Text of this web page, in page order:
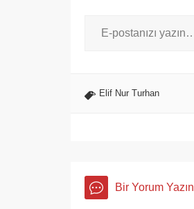
Elif Nur Turhan
Bir Yorum Yazın